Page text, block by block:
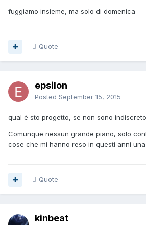
fuggiamo insieme, ma solo di domenica
Quote
epsilon
Posted September 15, 2015
qual è sto progetto, se non sono
Comunque nessun grande piano, solo
cose che mi hanno reso in questi anni
Quote
kinbeat